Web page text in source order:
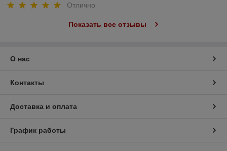
Отлично
Показать все отзывы
О нас
Контакты
Доставка и оплата
График работы